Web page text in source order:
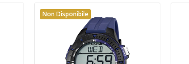
Non Disponibile